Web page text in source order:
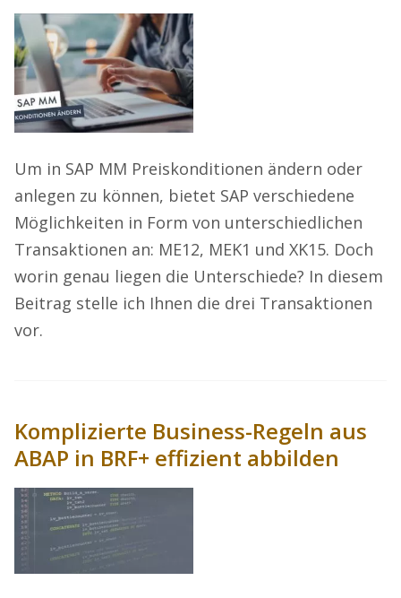
Um in SAP MM Preiskonditionen ändern oder
anlegen zu können, bietet SAP verschiedene
Möglichkeiten in Form von unterschiedlichen
Transaktionen an: ME12, MEK1 und XK15. Doch
worin genau liegen die Unterschiede? In diesem
Beitrag stelle ich Ihnen die drei Transaktionen
vor.
Komplizierte Business-Regeln aus
ABAP in BRF+ effizient abbilden